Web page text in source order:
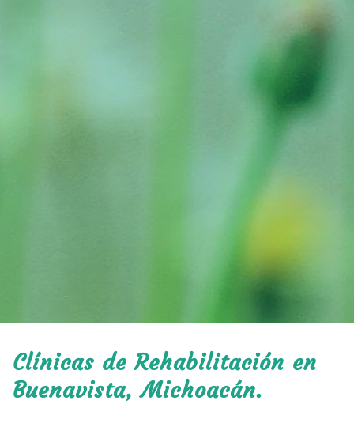
Clínicas de Rehabilitación en
Buenavista, Michoacán.